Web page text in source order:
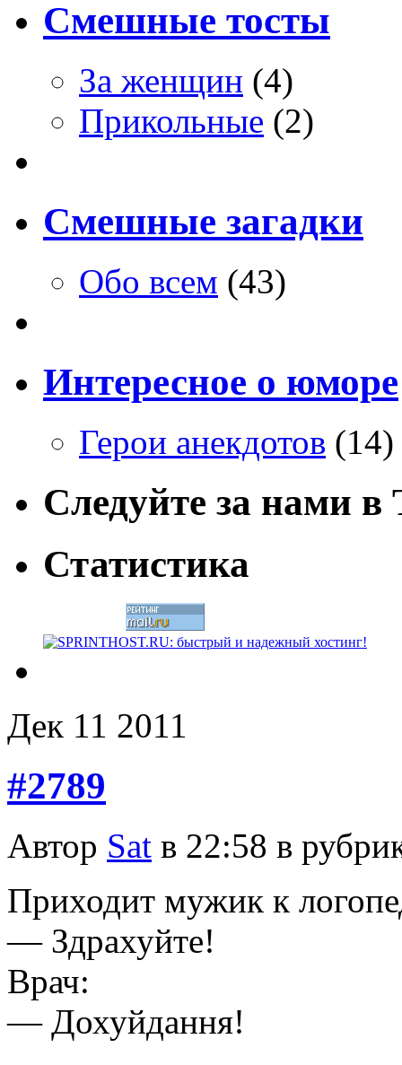
Смешные тосты
За женщин (4)
Прикольные (2)
Смешные загадки
Обо всем (43)
Интересное о юморе
Герои анекдотов (14)
Следуйте за нами
Статистика
Дек 11 2011
#2789
Автор Sat в 22:58 в
Приходит мужик к
— Здрахуйте!
Врач:
— Дохуйдання!